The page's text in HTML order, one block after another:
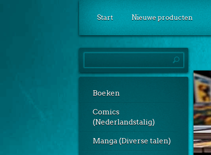
Start Nieuwe producten
Boeken
Comics
(Nederlandstalig)
Manga (Diverse talen)